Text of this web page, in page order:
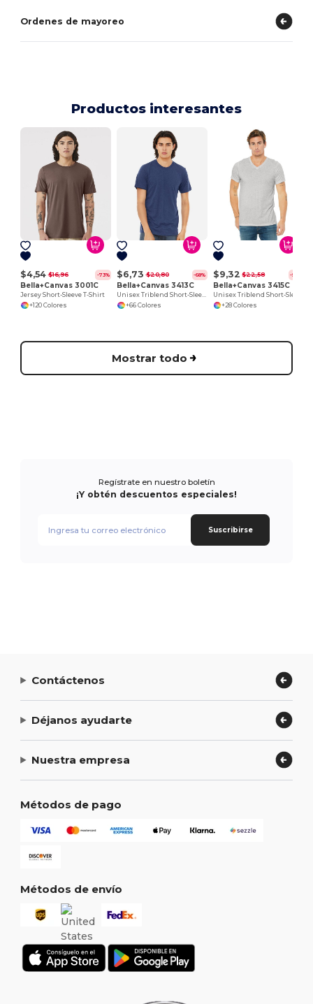
Ordenes de mayoreo
Productos interesantes
$4,54 $16,96 -73%
Bella+Canvas 3001C
Jersey Short-Sleeve T-Shirt
+120 Colores
$6,73 $20,80 -68%
Bella+Canvas 3413C
Unisex Triblend Short-Sleeve T-Shirt
+66 Colores
$9,32 $22,58 -59%
Bella+Canvas 3415C
+28 Colores
Mostrar todo
Regístrate en nuestro boletín
¡Y obtén descuentos especiales!
Suscribirse
Contáctenos
Déjanos ayudarte
Nuestra empresa
Métodos de pago
Métodos de envío